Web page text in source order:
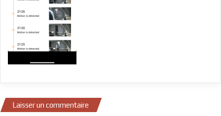
Laisser un commentaire